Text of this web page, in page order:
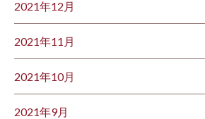
2021年12月
2021年11月
2021年10月
2021年9月